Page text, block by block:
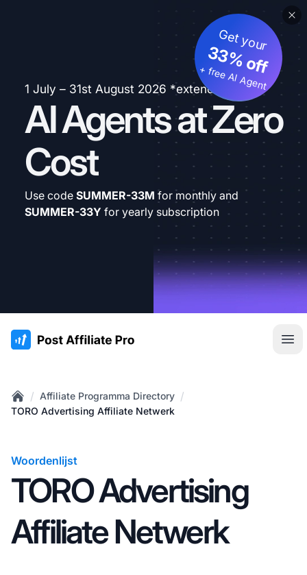
1 July – 31st August 2026 *extended
AI Agents at Zero
Cost
Get your
33% off
+ free AI Agent
Use code SUMMER-33M for monthly and
SUMMER-33Y for yearly subscription
:site.title
Home
/ Affiliate Programma Directory /
TORO Advertising Affiliate Netwerk
Woordenlijst
TORO Advertising
Affiliate Netwerk